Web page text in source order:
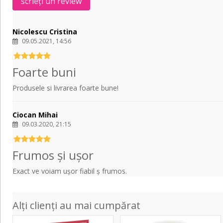
Nicolescu Cristina
09.05.2021, 14:56
Foarte buni
Produsele si livrarea foarte bune!
Ciocan Mihai
09.03.2020, 21:15
Frumos şi uşor
Exact ve voiam uşor fiabil ş frumos.
Alți clienți au mai cumpărat